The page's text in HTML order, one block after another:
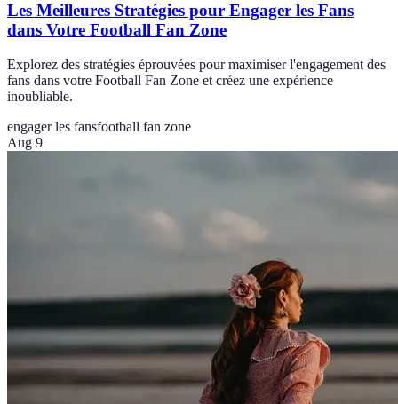
Les Meilleures Stratégies pour Engager les Fans
dans Votre Football Fan Zone
Explorez des stratégies éprouvées pour maximiser l'engagement des
fans dans votre Football Fan Zone et créez une expérience
inoubliable.
engager les fansfootball fan zone
Aug 9